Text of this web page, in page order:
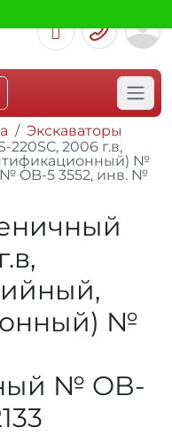
Экскаваторы
220SC, 2006 г.в,
№
OB-5 3552, инв. №
№
№ OB-